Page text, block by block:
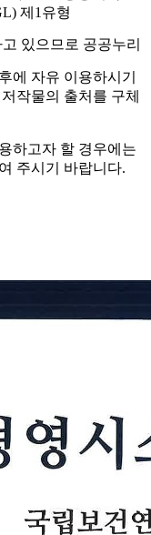
제1유형
있으므로 공공누리
에 자유 이용하시기
작물의 출처를 구체
하고자 할 경우에는
주시기 바랍니다.